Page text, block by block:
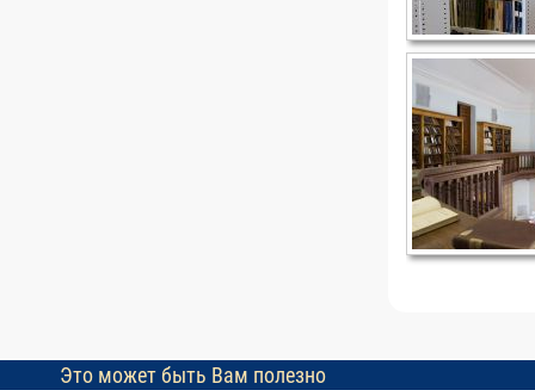
Это может быть Вам полезно